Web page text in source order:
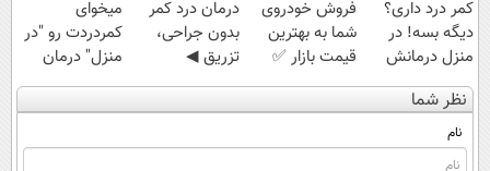
کمر درد داری؟
دیگه بسه! در
منزل درمانش
کن
(◀پرسش‌نامه)
فروش خودروی
شما به بهترین
قیمت بازار ✅
درمان درد کمر
بدون جراحی،
تزریق ◀
پرسش‌نامه رو پر
میخوای
کمردردت رو "در
منزل" درمان
کنی؟ (◂فیلم +
نظر شما
نام